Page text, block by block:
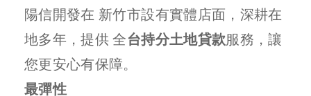
陽信開發在 新竹市設有實體店面，深耕在
地多年，提供 全台持分土地貸款服務，讓
您更安心有保障。
最彈性